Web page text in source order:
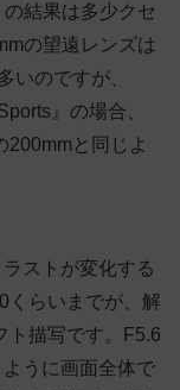
結果は多少クセ
の望遠レンズは
いのですが、
』の場合、
200mmと同じよ
ストが変化する
くらいまでが、解
ト描写です。F5.6
うに画面全体で